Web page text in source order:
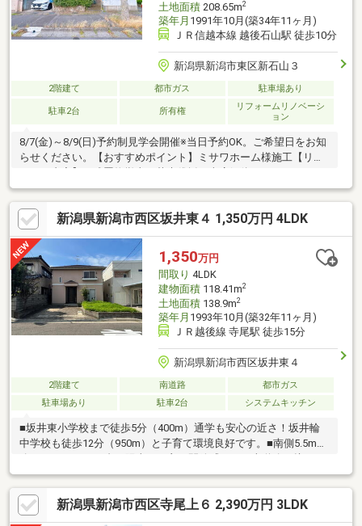
土地面積208.65m2
築年月 1991年10月(築34年11ヶ月)
ＪＲ信越本線 越後石山駅 徒歩10分
新潟県新潟市東区新石山３
2階建て 都市ガス 駐車場あり
駐車2台 所有権
リフォームリノベーシ
ョン
8/7(金)～8/9(日)予約制見学会開催※当日予約OK。ご希望日をお知
らせください。【おすすめポイント】ミサワホーム様施工【リフ
新潟県新潟市西区坂井東４ 1,350万円 4LDK
1,350万円
間取り 4LDK
建物面積118.41m2
土地面積138.9m2
築年月 1993年10月(築32年11ヶ月)
ＪＲ越後線 寺尾駅 徒歩15分
新潟県新潟市西区坂井東４
2階建て 南道路
都市ガス
駐車場あり
駐車2台 システムキッチン
■坂井東小学校まで徒歩5分（400m）通学も安心の近さ！坂井輪
中学校も徒歩12分（950m）と子育て環境良好です。■南側5.5m道
おり、お車の出し入れもスムーズです。■ゆとりある広さの4LDK1
階は14.1帖LDK＋8帖和室、2階には11帖和室や8.5帖洋室を備えた
設計です。■即内見・即引渡し可能な空家物件ご都合に合わせて
いつでもご見学可能です。
新潟県新潟市西区寺尾上６ 2,390万円 3LDK